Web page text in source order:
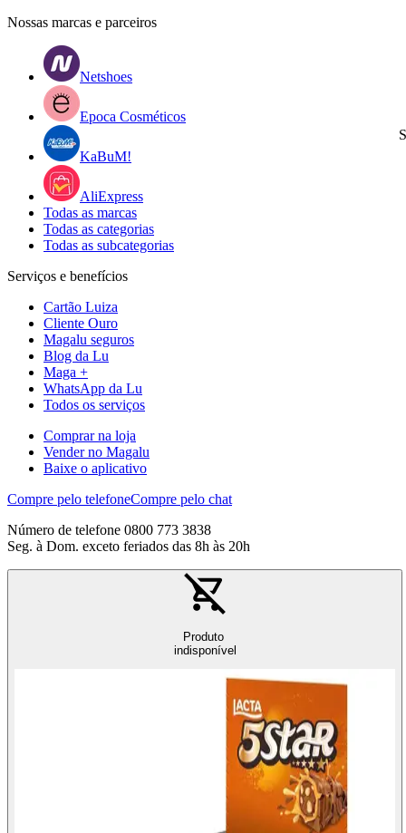
Nossas marcas e parceiros
Netshoes
Epoca Cosméticos
KaBuM!
AliExpress
Todas as marcas
Todas as categorias
Todas as subcategorias
Serviços e benefícios
Cartão Luiza
Cliente Ouro
Magalu seguros
Blog da Lu
Maga +
WhatsApp da Lu
Todos os serviços
Comprar na loja
Vender no Magalu
Baixe o aplicativo
Compre pelo telefoneCompre pelo chat
Número de telefone 0800 773 3838
Seg. à Dom. exceto feriados das 8h às 20h
Produto
indisponível